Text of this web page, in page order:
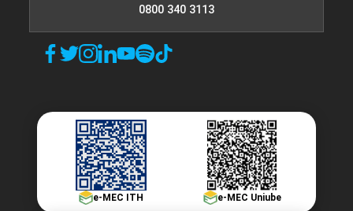
0800 340 3113
e-MEC ITH e-MEC Uniube